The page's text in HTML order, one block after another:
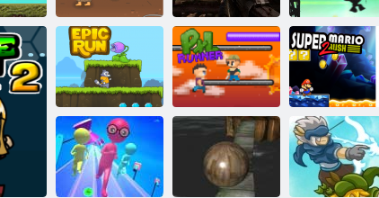
Adams un Ieva:
zombiji
Zombiju šāvējs
3d
Melns lēciens
Episkā skrējiens Pikseļu Runner
Super Mario
Rush 2